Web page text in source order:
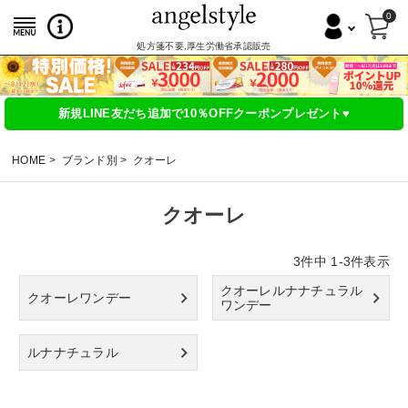
処方箋不要,厚生労働省承認販売
0
新規LINE友だち追加で10％OFFクーポンプレゼント♥
HOME ブランド別 クオーレ
クオーレ
3件中 1-3件表示
クオーレワンデー
クオーレルナナチュラル
ワンデー
ルナナチュラル